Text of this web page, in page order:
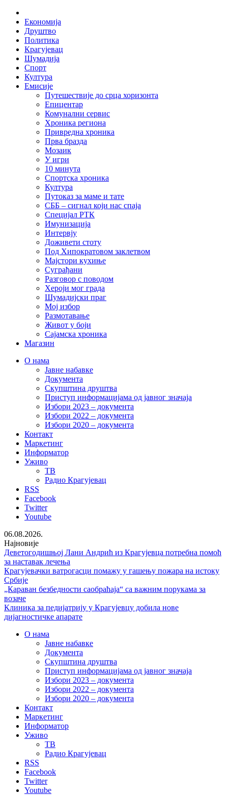
Skip
content
Економија
Друштво
Политика
Крагујевац
Шумадија
Спорт
Култура
Емисије
Путешествије до срца хоризонта
Епицентар
Комунални сервис
Хроника региона
Привредна хроника
Прва бразда
Мозаик
У игри
10 минута
Спортска хроника
Култура
Путоказ за маме и тате
СББ – сигнал који нас спаја
Специјал РТК
Имунизација
Интервју
Доживети стоту
Под Хипократовом заклетвом
Мајстори кухиње
Суграђани
Разговор с поводом
Хероји мог града
Шумадијски праг
Мој избор
Размотавање
Живот у боји
Сајамска хроника
Магазин
О нама
Јавне набавке
Документа
Скупштина друштва
Приступ информацијама од јавног значаја
Избори 2023 – документа
Избори 2022 – документа
Избори 2020 – документа
Контакт
Маркетинг
Информатор
Уживо
ТВ
Радио Крагујевац
RSS
Facebook
Twitter
Youtube
06.08.2026.
Најновије
Деветогодишњој Лани Андрић из Крагујевца потребна помоћ
за наставак лечења
Крагујевачки ватрогасци помажу у гашењу пожара на истоку
Србије
„Караван безбедности саобраћаја“ са важним порукама за
возаче
Клиника за педијатрију у Крагујевцу добила нове
дијагностичке апарате
О нама
Јавне набавке
Документа
Скупштина друштва
Приступ информацијама од јавног значаја
Избори 2023 – документа
Избори 2022 – документа
Избори 2020 – документа
Контакт
Маркетинг
Информатор
Уживо
ТВ
Радио Крагујевац
RSS
Facebook
Twitter
Youtube